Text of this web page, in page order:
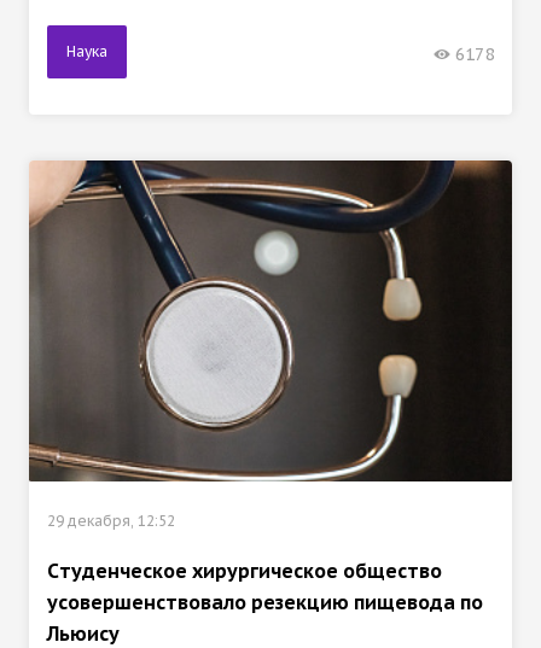
Наука 6178
29 декабря, 12:52
Cтуденческое хирургическое общество
усовершенствовало резекцию пищевода по
Льюису